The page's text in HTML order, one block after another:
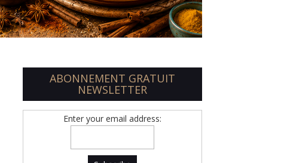
ABONNEMENT GRATUIT
NEWSLETTER
Enter your email address: